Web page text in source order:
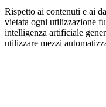
Rispetto ai contenuti e ai
vietata ogni utilizzazione
intelligenza artificiale
utilizzare mezzi